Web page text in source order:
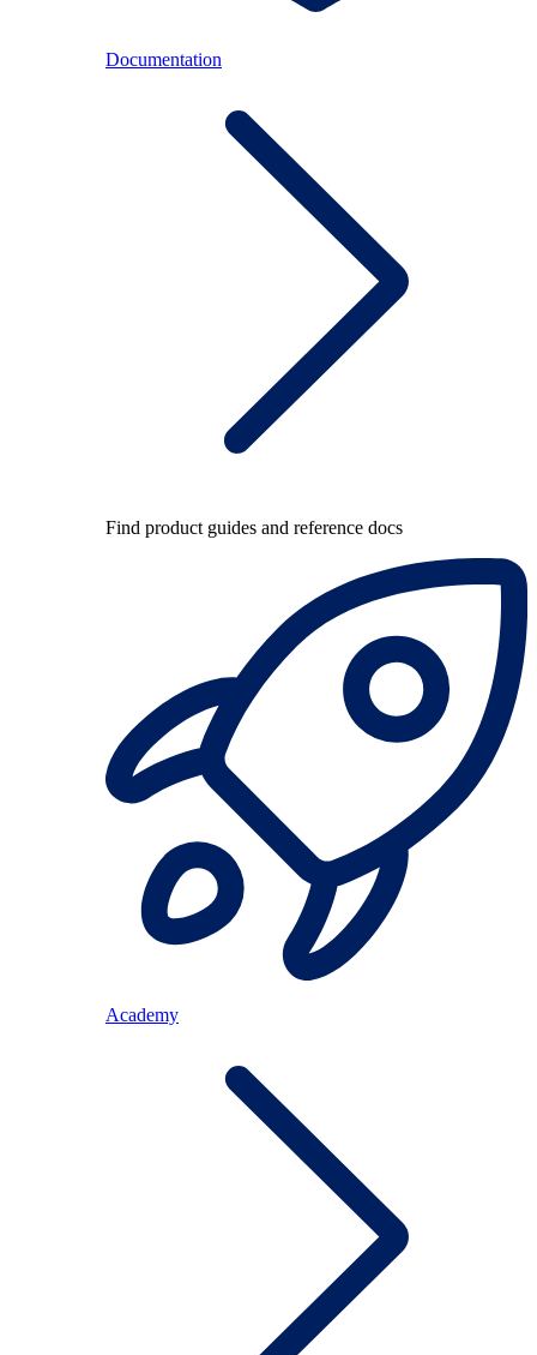
Documentation
Find product guides and reference docs
Academy